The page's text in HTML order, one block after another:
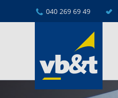
040 269 69 49